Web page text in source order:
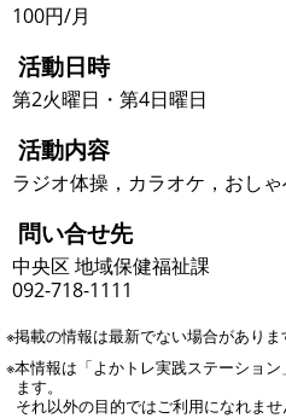
100円/月
活動日時
第2火曜日・第4日曜日
活動内容
ラジオ体操，カラオケ，おし
問い合せ先
中央区 地域保健福祉課
092-718-1111
※掲載の情報は最新でない場合がありま
※本情報は「よかトレ実践ステーショ
ます。
それ以外の目的ではご利用になれませ